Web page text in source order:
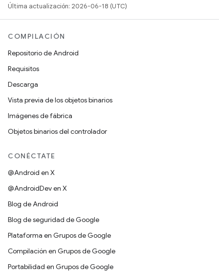
Última actualización: 2026-06-18 (UTC)
COMPILACIÓN
Repositorio de Android
Requisitos
Descarga
Vista previa de los objetos binarios
Imágenes de fábrica
Objetos binarios del controlador
CONÉCTATE
@Android en X
@AndroidDev en X
Blog de Android
Blog de seguridad de Google
Plataforma en Grupos de Google
Compilación en Grupos de Google
Portabilidad en Grupos de Google